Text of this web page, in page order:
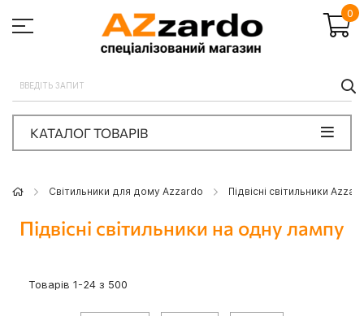
0
КАТАЛОГ ТОВАРІВ
Світильники для дому Azzardo Підвісні світильники
Підвісні світильники на одну лампу
Товарів 1-24 з 500